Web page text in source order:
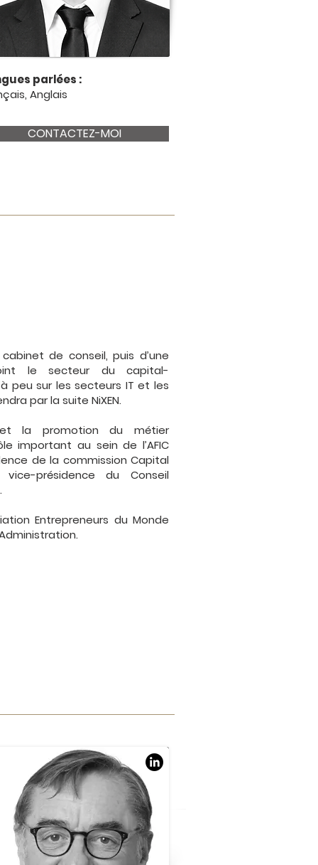
parlées :
Anglais
CONTACTEZ-MOI
de conseil, puis d’une
le secteur du capital-
peu sur les secteurs IT et les
par la suite NiXEN.
et la promotion du métier
important au sein de l’AFIC
de la commission Capital
présidence du Conseil
Entrepreneurs du Monde